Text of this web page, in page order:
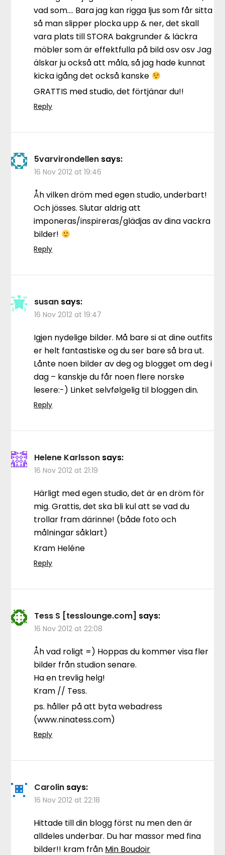
vad som…. Bara jag kan rigga ljus som får sitta
så man slipper plocka upp & ner, det skall
vara plats till STORA bakgrunder & läckra
möbler som är effektfulla på bild osv osv Jag
älskar ju också att måla, så jag hade kunnat
kicka igång det också kanske
GRATTIS med studio, det förtjänar du!!
Reply
5varvirondellen says:
16 Nov 2012 at 19:46
Åh vilken dröm med egen studio, underbart!
Och jösses. Slutar aldrig att
imponeras/inspireras/glädjas av dina vackra
bilder!
Reply
susan says:
16 Nov 2012 at 19:47
Igjen nydelige bilder. Må bare si at dine outfits
er helt fantastiske og du ser bare så bra ut.
Lånte noen bilder av deg og blogget om deg i
dag – kanskje du får noen flere norske
lesere:-) Linket selvfølgelig til bloggen din.
Reply
Helene Karlsson says:
16 Nov 2012 at 21:19
Härligt med egen studio, det är en dröm för
mig. Grattis, det ska bli kul att se vad du
trollar fram därinne! (både foto och
målningar såklart)
Kram Heléne
Reply
Tess S [tesslounge.com] says:
16 Nov 2012 at 22:08
Åh vad roligt =) Hoppas du kommer visa fler
bilder från studion senare.
Ha en trevlig helg!
Kram // Tess.
ps. håller på att byta webadress
(www.ninatess.com)
Reply
Carolin says:
16 Nov 2012 at 22:18
Hittade till din blogg först nu men den är
alldeles underbar. Du har massor med fina
bilder!! kram från Min Boudoir